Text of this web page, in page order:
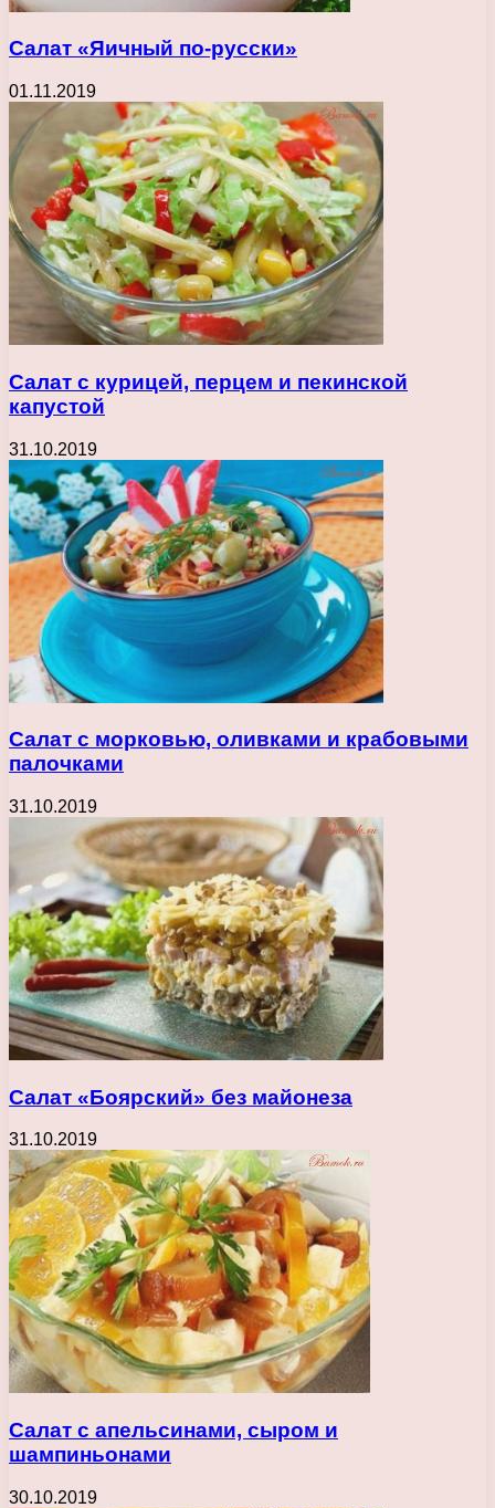
Салат «Яичный по-русски»
01.11.2019
Салат с курицей, перцем и пекинской
капустой
31.10.2019
Салат с морковью, оливками и крабовыми
палочками
31.10.2019
Салат «Боярский» без майонеза
31.10.2019
Салат с апельсинами, сыром и
шампиньонами
30.10.2019